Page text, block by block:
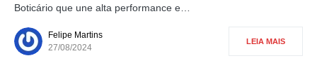
Boticário que une alta performance e…
Felipe Martins
27/08/2024
LEIA MAIS